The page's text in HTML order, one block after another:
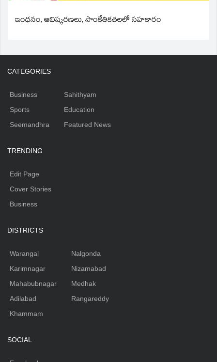
ఇంధనం, ఆవిష్కరణలు, సాంకేతికతలలో సహకారం
CATEGORIES
Business
Sports
Seemandhra
Sahithyam
Education
Featured News
TRENDING
Edit Page
Cover Stories
Business
DISTRICTS
Warangal
Karimnagar
Mahabubnagar
Adilabad
Khammam
Nalgonda
Nizamabad
Medhak
Rangareddy
SOCIAL